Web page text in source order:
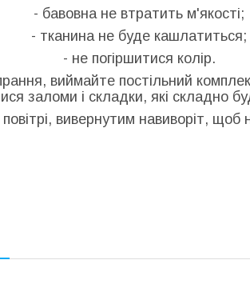
- бавовна не втратить м'якості;
- тканина не буде кашлатиться;
- не погіршитися колір.
виймайте постільний
заломи і складки, які складно
вивернутим навиворіт, щоб